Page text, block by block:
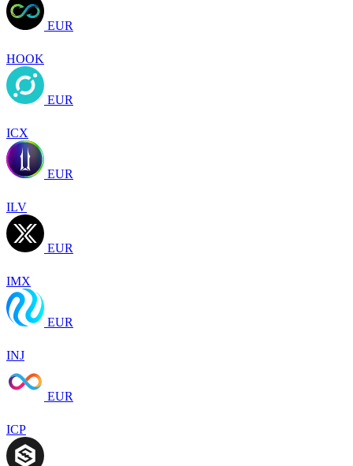
EUR
HOOK
EUR
ICX
EUR
ILV
EUR
IMX
EUR
INJ
EUR
ICP